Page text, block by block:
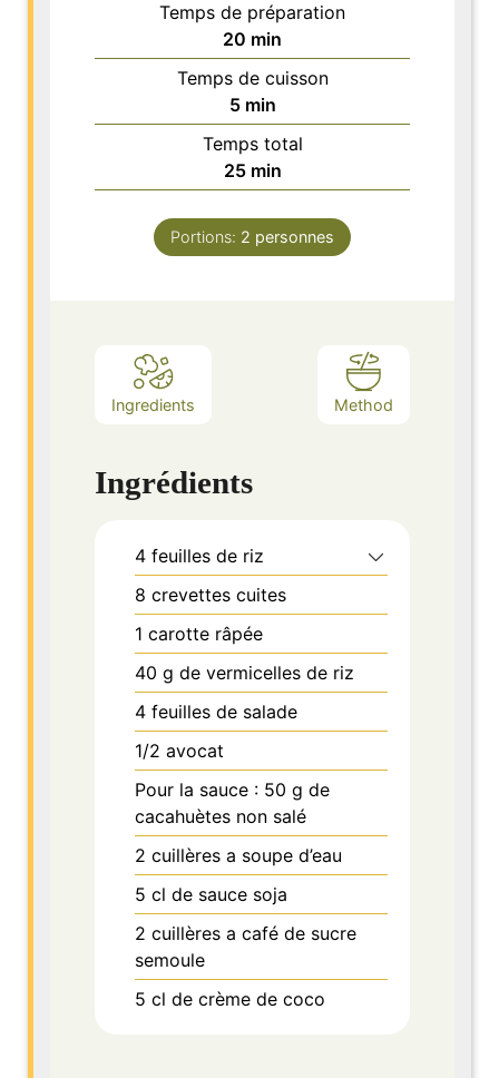
Temps de préparation
20 minutes
min
Temps de cuisson
5minutes
min
Temps total
25minutes
min
Portions: 2 personnes
Ingredients Method
Ingrédients
4 feuilles de riz
8 crevettes cuites
1 carotte râpée
40 g de vermicelles de riz
4 feuilles de salade
1/2 avocat
Pour la sauce : 50 g de
cacahuètes non salé
2 cuillères a soupe d’eau
5 cl de sauce soja
2 cuillères a café de sucre
semoule
5 cl de crème de coco